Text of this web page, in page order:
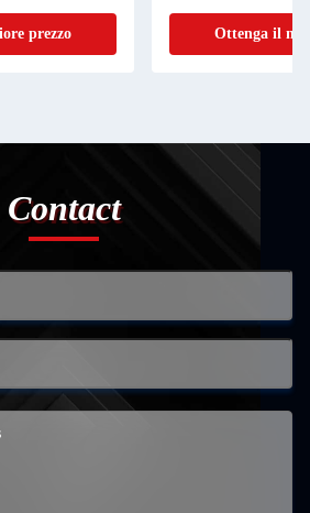
prezzo Ottenga il
Contact